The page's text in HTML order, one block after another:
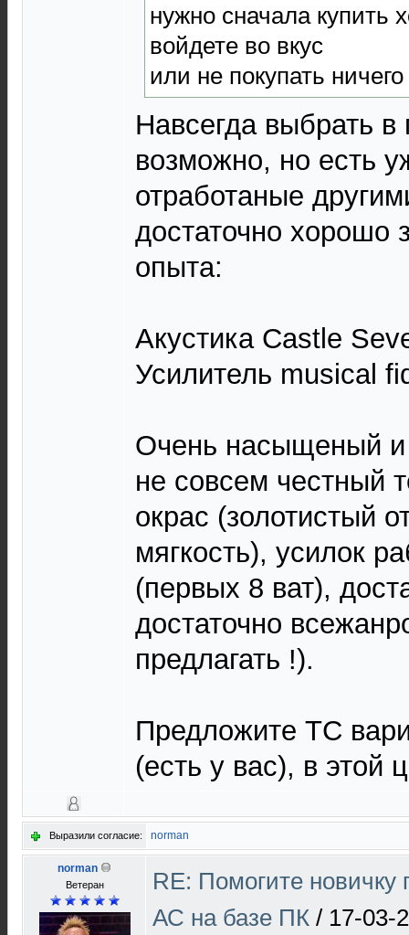
нужно сначала купить
войдете во вкус
или не покупать ничего
Навсегда выбрать в
возможно, но есть
отработаные
достаточно хорошо
опыта:
Акустика Castle
Усилитель musical
Очень насыщеный и
не совсем честный
окрас (золотистый
мягкость), усилок
(первых 8 ват),
достаточно
предлагать !).
Предложите ТС
(есть у вас), в этой
Выразили согласие: norman
norman
Ветеран
RE: Помогите новичку
АС на базе ПК / 17-03-